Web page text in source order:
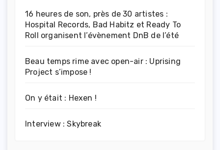
16 heures de son, près de 30 artistes :
Hospital Records, Bad Habitz et Ready To
Roll organisent l’évènement DnB de l’été
Beau temps rime avec open-air : Uprising
Project s’impose !
On y était : Hexen !
Interview : Skybreak